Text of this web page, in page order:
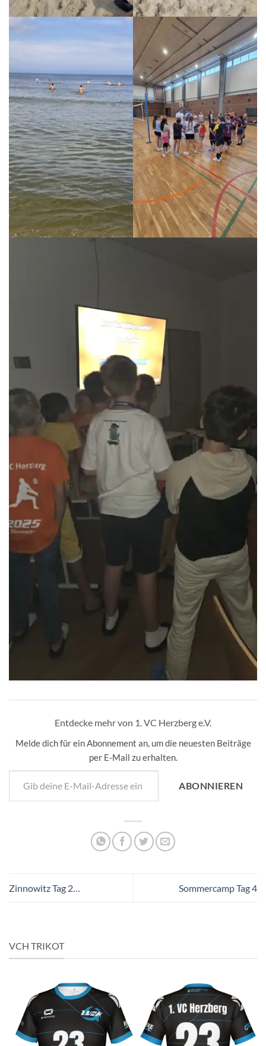
Entdecke mehr von 1. VC Herzberg e.V.
Melde dich für ein Abonnement an, um die neuesten Beiträge
per E-Mail zu erhalten.
Gib deine E-Mail-Adresse ein ...
ABONNIEREN
Zinnowitz Tag 2… Sommercamp Tag 4
VCH TRIKOT